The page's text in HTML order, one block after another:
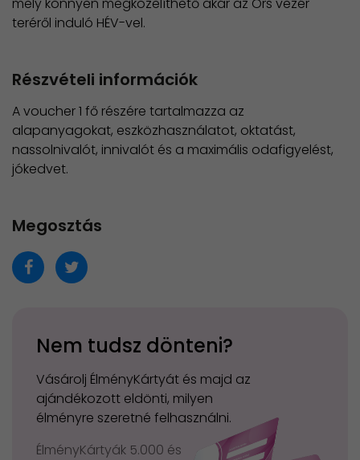
mely könnyen megközelíthető akár az Örs vezér
teréről induló HÉV-vel.
Részvételi információk
A voucher 1 fő részére tartalmazza az
alapanyagokat, eszközhasználatot, oktatást,
nassolnivalót, innivalót és a maximális odafigyelést,
jókedvet.
Megosztás
Nem tudsz dönteni?
Vásárolj ÉlményKártyát és majd az
ajándékozott eldönti, milyen
élményre szeretné felhasználni.
ÉlményKártyák 5.000 és